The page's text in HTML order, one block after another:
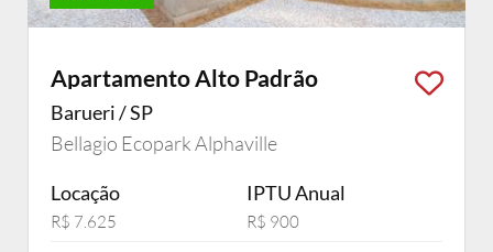
Apartamento Alto Padrão
Barueri / SP
Bellagio Ecopark Alphaville
Locação
R$ 7.625
IPTU Anual
R$ 900